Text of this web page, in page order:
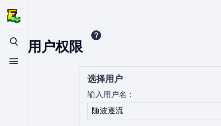
打开/关闭搜索
打开/关闭菜单
用户权限
选择用户
输入用户名：